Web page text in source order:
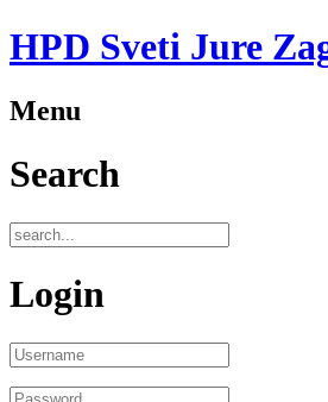
HPD Sveti Jure
Menu
Search
Login